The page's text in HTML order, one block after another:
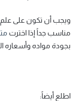
ويجب أن تكون على علم
مناسب جداً إذا اخترت
بجودة مواده وأسعاره
اطلع أيضاً: